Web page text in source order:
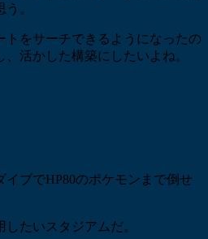
。
トをサーチできるようになったの
活かした構築にしたいよね。
ブでHP80のポケモンまで倒せ
たいスタジアムだ。